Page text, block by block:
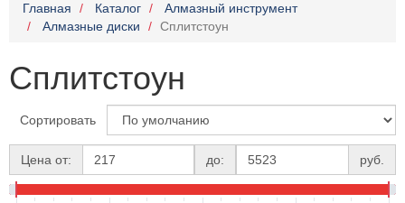
Главная Каталог
Алмазный инструмент
Алмазные диски
Сплитстоун
Сплитстоун
Сортировать
Цена от: до: руб.